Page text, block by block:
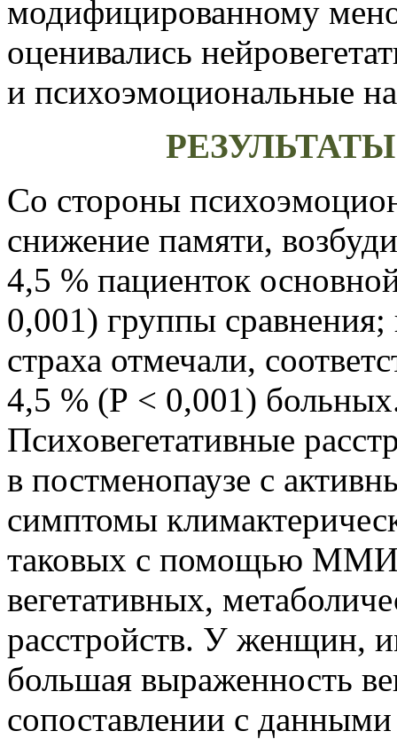
модифицированному
оценивались
и психоэмоциональные
Со стороны
снижение памяти,
4,5 % пациенток
0,001) группы
страха отмечали,
4,5 % (Р < 0,001)
Психовегетативные
в постменопаузе с
симптомы
таковых с помощью ММИ
вегетативных,
расстройств. У женщин,
большая выраженность
сопоставлении с